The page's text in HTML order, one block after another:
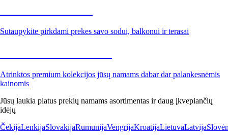
Sutaupykite pirkdami prekes savo sodui, balkonui ir terasai
Atrinktos premium kolekcijos jūsų namams dabar dar palankesnėmis
kainomis
Jūsų laukia platus prekių namams asortimentas ir daug įkvepiančių
idėjų
ČekijaLenkijaSlovakijaRumunijaVengrijaKroatijaLietuvaLatvija